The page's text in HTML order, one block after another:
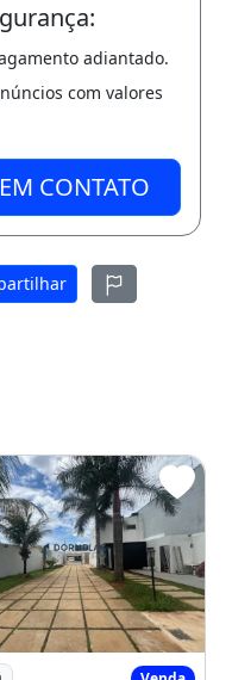
adiantado.
com valores
CONTATO
TODOS SUÍTES
IMÓVEL VERSÁTIL